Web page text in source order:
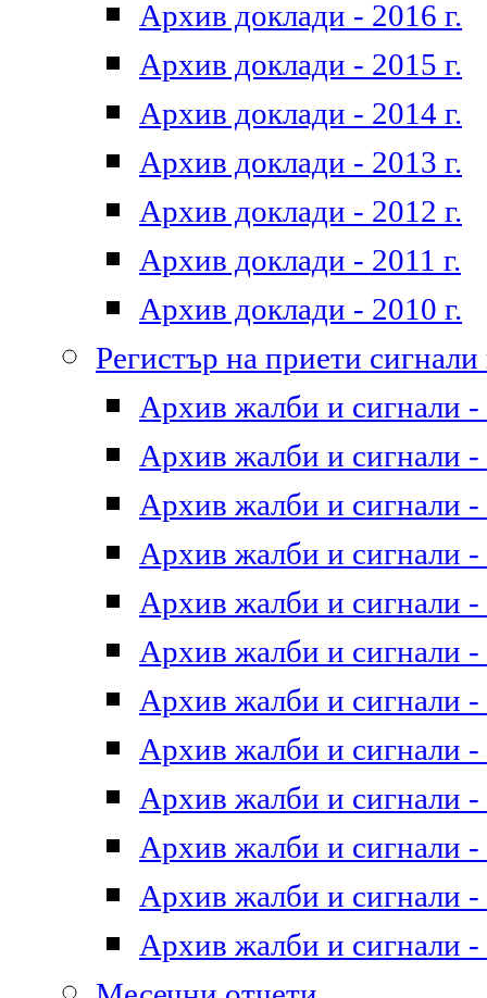
Архив доклади - 2016 г.
Архив доклади - 2015 г.
Архив доклади - 2014 г.
Архив доклади - 2013 г.
Архив доклади - 2012 г.
Архив доклади - 2011 г.
Архив доклади - 2010 г.
Регистър на приети
Архив жалби и сигнали -
Архив жалби и сигнали -
Архив жалби и сигнали -
Архив жалби и сигнали -
Архив жалби и сигнали -
Архив жалби и сигнали -
Архив жалби и сигнали -
Архив жалби и сигнали -
Архив жалби и сигнали -
Архив жалби и сигнали -
Архив жалби и сигнали -
Архив жалби и сигнали -